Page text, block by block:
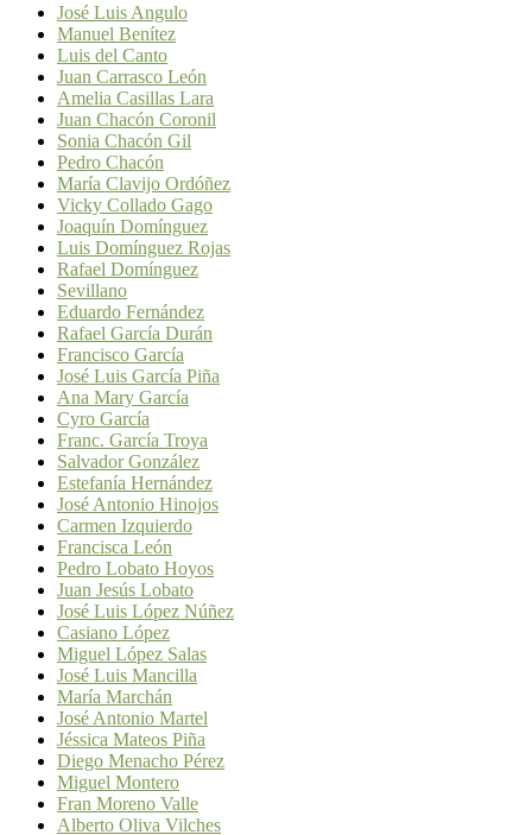
José Luis Angulo
Manuel Benítez
Luis del Canto
Juan Carrasco León
Amelia Casillas Lara
Juan Chacón Coronil
Sonia Chacón Gil
Pedro Chacón
María Clavijo Ordóñez
Vicky Collado Gago
Joaquín Domínguez
Luis Domínguez Rojas
Rafael Domínguez
Sevillano
Eduardo Fernández
Rafael García Durán
Francisco García
José Luis García Piña
Ana Mary García
Cyro García
Franc. García Troya
Salvador González
Estefanía Hernández
José Antonio Hinojos
Carmen Izquierdo
Francisca León
Pedro Lobato Hoyos
Juan Jesús Lobato
José Luis López Núñez
Casiano López
Miguel López Salas
José Luis Mancilla
María Marchán
José Antonio Martel
Jéssica Mateos Piña
Diego Menacho Pérez
Miguel Montero
Fran Moreno Valle
Alberto Oliva Vilches